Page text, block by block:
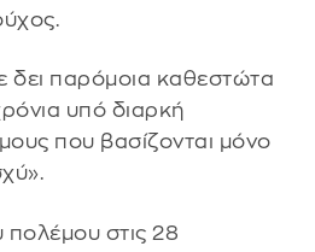
δει παρόμοια καθεστώτα
υπό διαρκή
που βασίζονται μόνο
στις 28